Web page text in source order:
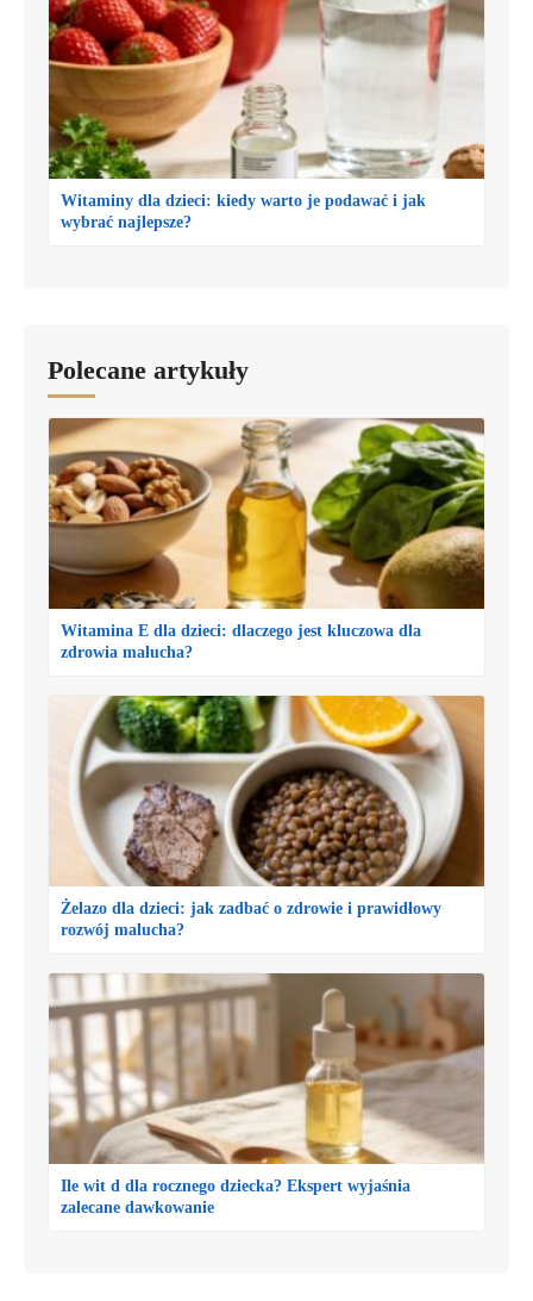
Witaminy dla dzieci: kiedy warto je podawać i jak
wybrać najlepsze?
Polecane artykuły
Witamina E dla dzieci: dlaczego jest kluczowa dla
zdrowia malucha?
Żelazo dla dzieci: jak zadbać o zdrowie i prawidłowy
rozwój malucha?
Ile wit d dla rocznego dziecka? Ekspert wyjaśnia
zalecane dawkowanie